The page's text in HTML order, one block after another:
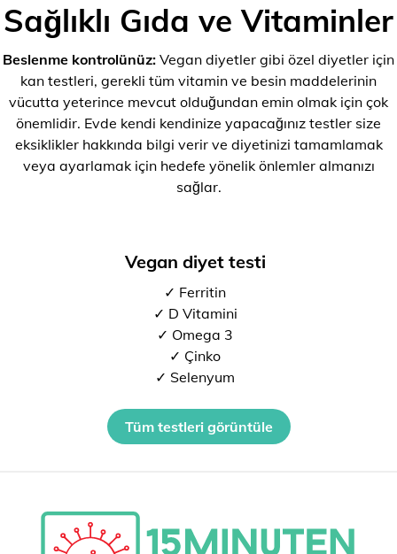
Sağlıklı Gıda ve Vitaminler
Beslenme kontrolünüz: Vegan diyetler gibi özel diyetler için
kan testleri, gerekli tüm vitamin ve besin maddelerinin
vücutta yeterince mevcut olduğundan emin olmak için çok
önemlidir. Evde kendi kendinize yapacağınız testler size
eksiklikler hakkında bilgi verir ve diyetinizi tamamlamak
veya ayarlamak için hedefe yönelik önlemler almanızı
sağlar.
Vegan diyet testi
✓ Ferritin
✓ D Vitamini
✓ Omega 3
✓ Çinko
✓ Selenyum
Tüm testleri görüntüle